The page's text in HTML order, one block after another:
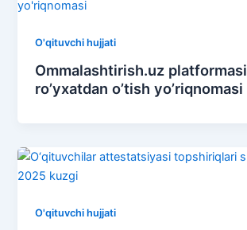
O'qituvchi hujjati
Ommalashtirish.uz platformasi
ro’yxatdan o’tish yo’riqnomasi
O'qituvchi hujjati